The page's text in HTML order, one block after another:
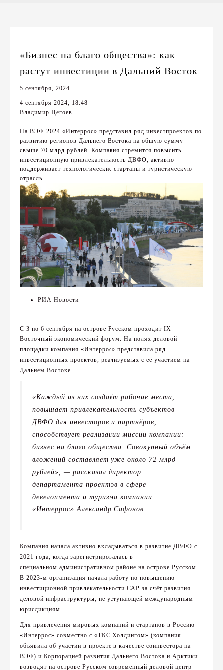
«Бизнес на благо общества»: как
растут инвестиции в Дальний Восток
5 сентября, 2024
4 сентября 2024, 18:48
Владимир Цегоев
На ВЭФ-2024 «Интеррос» представил ряд инвестпроектов по
развитию регионов Дальнего Востока на общую сумму
свыше 70 млрд рублей. Компания стремится повысить
инвестиционную привлекательность ДВФО, активно
поддерживает технологические стартапы и туристическую
отрасль.
РИА Новости
С 3 по 6 сентября на острове Русском проходит IX
Восточный экономический форум. На полях деловой
площадки компания «Интеррос» представила ряд
инвестиционных проектов, реализуемых с её участием на
Дальнем Востоке.
«Каждый из них создаёт рабочие места,
повышает привлекательность субъектов
ДВФО для инвесторов и партнёров,
способствует реализации миссии компании:
бизнес на благо общества. Совокупный объём
вложений составляет уже около 72 млрд
рублей», — рассказал директор
департамента проектов в сфере
девелопмента и туризма компании
«Интеррос» Александр Сафонов.
Компания начала активно вкладываться в развитие ДВФО с
2021 года, когда зарегистрировалась в
специальном административном районе на острове Русском.
В 2023-м организация начала работу по повышению
инвестиционной привлекательности САР за счёт развития
деловой инфраструктуры, не уступающей международным
юрисдикциям.
Для привлечения мировых компаний и стартапов в Россию
«Интеррос» совместно с «ТКС Холдингом» (компания
объявила об участии в проекте в качестве соинвестора на
ВЭФ) и Корпорацией развития Дальнего Востока и Арктики
возводят на острове Русском современный деловой центр